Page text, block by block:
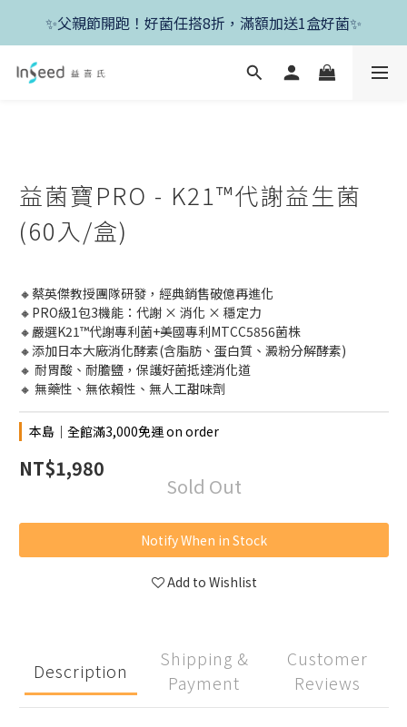
✨新朋友首單現折400+送1盒益生菌，滿額再享免運✨
✨父親節開跑！好菌任搭8折，滿額加送1盒好菌✨
✨新朋友首單現折400+送1盒益生菌，滿額再享免運✨
益菌寶PRO - K21™代謝益生菌
(60入/盒)
🔸蔡英傑教授團隊研發，經典銷售破億再進化
🔸PRO級1包3機能：代謝 × 消化 × 穩定力
🔸嚴選K21™代謝專利菌+美國專利MTCC5856菌株
🔸添加日本大廠消化酵素(含脂肪、蛋白質、澱粉分解酵素)
🔸 耐胃酸、耐膽鹽，保護好菌抵達消化道
🔸 無藥性、無依賴性、無人工甜味劑
本島│全館滿3,000免運 on order
NT$1,980
Sold Out
Notify When in Stock
Add to Wishlist
Description
Shipping &
Payment
Customer
Reviews